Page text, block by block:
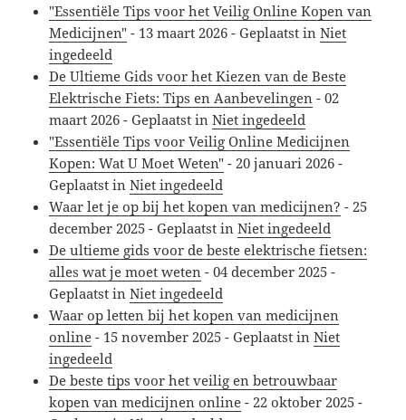
"Essentiële Tips voor het Veilig Online Kopen van
Medicijnen" - 13 maart 2026 - Geplaatst inNiet
ingedeeld
De Ultieme Gids voor het Kiezen van de Beste
Elektrische Fiets: Tips en Aanbevelingen -02
maart 2026 - Geplaatst inNiet ingedeeld
"Essentiële Tips voor Veilig Online Medicijnen
Kopen: Wat U Moet Weten" -20 januari 2026 -
Geplaatst inNiet ingedeeld
Waar let je op bij het kopen van medicijnen? -25
december 2025 - Geplaatst inNiet ingedeeld
De ultieme gids voor de beste elektrische fietsen:
alles wat je moet weten -04 december 2025 -
Geplaatst inNiet ingedeeld
Waar op letten bij het kopen van medicijnen
online - 15 november 2025 - Geplaatst inNiet
ingedeeld
De beste tips voor het veilig en betrouwbaar
kopen van medicijnen online -22 oktober 2025 -